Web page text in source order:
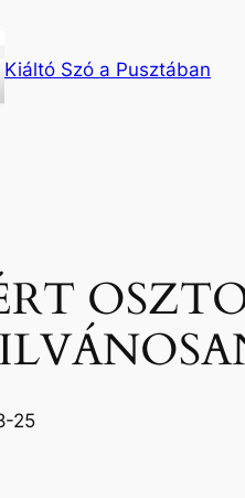
Kiáltó Szó a Pusztában
25